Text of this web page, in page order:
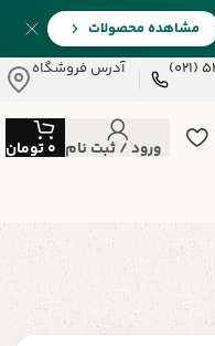
مشاهده محصولات
آدرس فروشگاه
ورود / ثبت نام 0تومان